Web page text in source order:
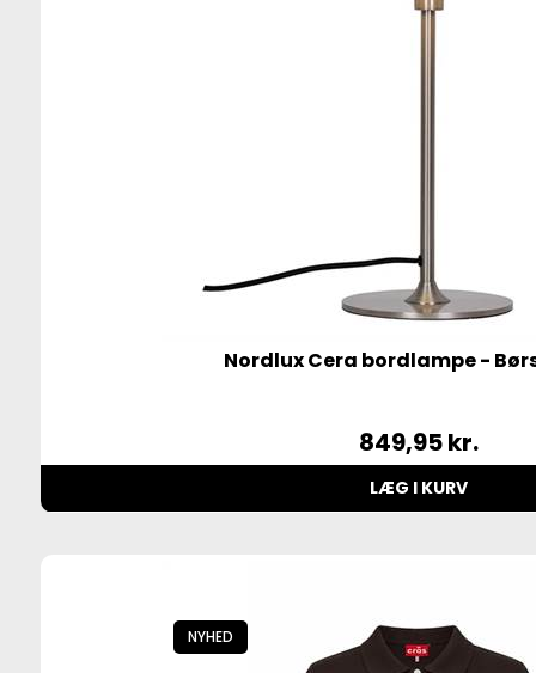
Nordlux Cera bordlampe -
849,95kr.
LÆG I KURV
NYHED